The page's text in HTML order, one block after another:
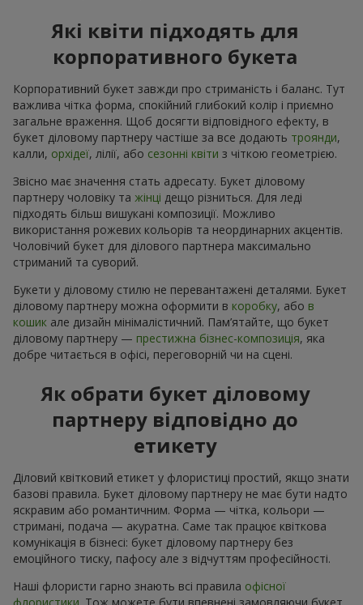
Які квіти підходять для
корпоративного букета
Корпоративний букет завжди про стриманість і баланс. Тут
важлива чітка форма, спокійний глибокий колір і приємно
загальне враження. Щоб досягти відповідного ефекту, в
букет діловому партнеру частіше за все додають троянди,
калли, орхідеї, лілії, або сезонні квіти з чіткою геометрією.
Звісно має значення стать адресату. Букет діловому
партнеру чоловіку та жінці дещо різниться. Для леді
підходять більш вишукані композиції. Можливо
використання рожевих кольорів та неординарних акцентів.
Чоловічий букет для ділового партнера максимально
стриманий та суворий.
Букети у діловому стилю не перевантажені деталями. Букет
діловому партнеру можна оформити в коробку, або в
кошик але дизайн мінімалістичний. Пам’ятайте, що букет
діловому партнеру — престижна бізнес-композиція, яка
добре читається в офісі, переговорній чи на сцені.
Як обрати букет діловому
партнеру відповідно до
етикету
Діловий квітковий етикет у флористиці простий, якщо знати
базові правила. Букет діловому партнеру не має бути надто
яскравим або романтичним. Форма — чітка, кольори —
стримані, подача — акуратна. Саме так працює квіткова
комунікація в бізнесі: букет діловому партнеру без
емоційного тиску, пафосу але з відчуттям професійності.
Наші флористи гарно знають всі правила офісної
флористики . Тож можете бути впевнені замовляючи букет